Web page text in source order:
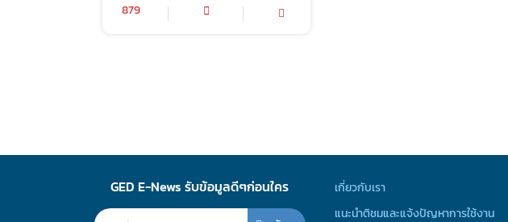
879
GED E-News รับข้อมูลดีๆก่อนใคร
เกี่ยวกับเรา
แนะนำติชมและแจ้งปัญหาการใช้งาน